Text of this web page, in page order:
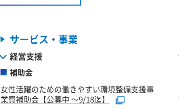
サービス・事業
経営支援
補助金
女性活躍のための働きやすい環境整備支援事
業費補助金【公募中 ～9/18迄】